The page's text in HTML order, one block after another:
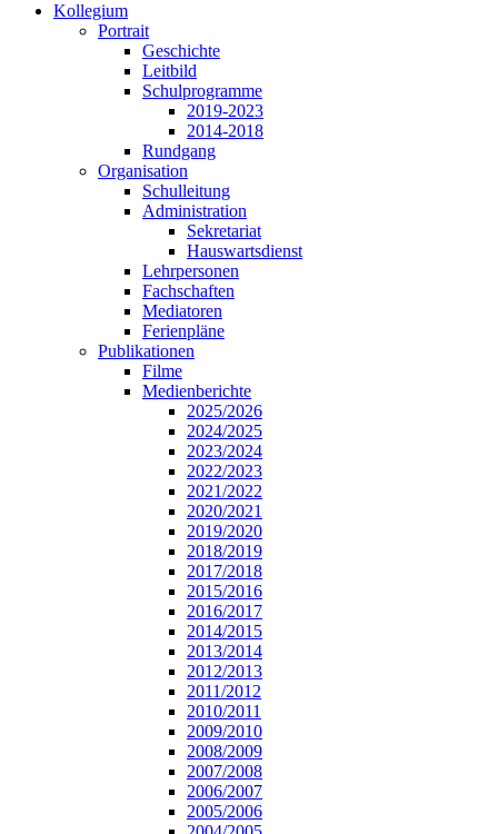
Kollegium
Portrait
Geschichte
Leitbild
Schulprogramme
2019-2023
2014-2018
Rundgang
Organisation
Schulleitung
Administration
Sekretariat
Hauswartsdienst
Lehrpersonen
Fachschaften
Mediatoren
Ferienpläne
Publikationen
Filme
Medienberichte
2025/2026
2024/2025
2023/2024
2022/2023
2021/2022
2020/2021
2019/2020
2018/2019
2017/2018
2015/2016
2016/2017
2014/2015
2013/2014
2012/2013
2011/2012
2010/2011
2009/2010
2008/2009
2007/2008
2006/2007
2005/2006